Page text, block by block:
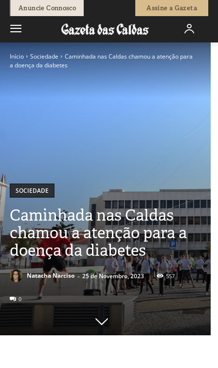
Anuncie Connosco Assine a Gazeta
Início Sociedade
Caminhada nas Caldas chamou a atenção para
a doença da diabetes
SOCIEDADE
Caminhada nas Caldas
chamou a atenção para a
doença da diabetes
Natacha Narciso - 25 de Novembro, 2023 557
0